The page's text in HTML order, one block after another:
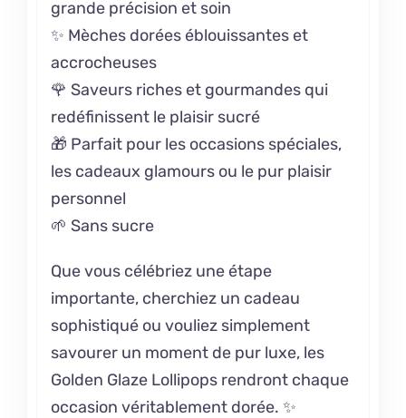
grande précision et soin
✨ Mèches dorées éblouissantes et
accrocheuses
🌹 Saveurs riches et gourmandes qui
redéfinissent le plaisir sucré
🎁 Parfait pour les occasions spéciales,
les cadeaux glamours ou le pur plaisir
personnel
🌱 Sans sucre
Que vous célébriez une étape
importante, cherchiez un cadeau
sophistiqué ou vouliez simplement
savourer un moment de pur luxe, les
Golden Glaze Lollipops rendront chaque
occasion véritablement dorée. ✨